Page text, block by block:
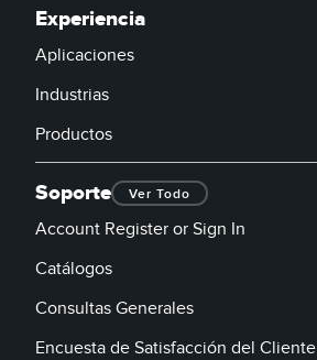
Experiencia
Aplicaciones
Industrias
Productos
Soporte Ver Todo
Account Register or Sign In
Catálogos
Consultas Generales
Encuesta de Satisfacción del Cliente